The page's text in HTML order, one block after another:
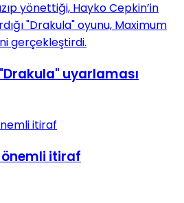
uyarlaması
önemli itiraf